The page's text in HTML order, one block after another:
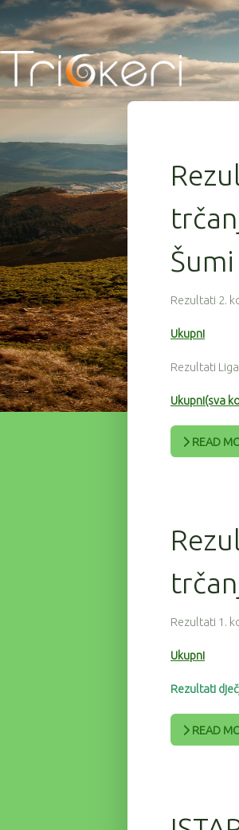
Šumi
Rezultati 2.
Ukupni
Rezultati
Ukupni(sva
READ
Rezultati 1.
Ukupni
Rezultati
READ